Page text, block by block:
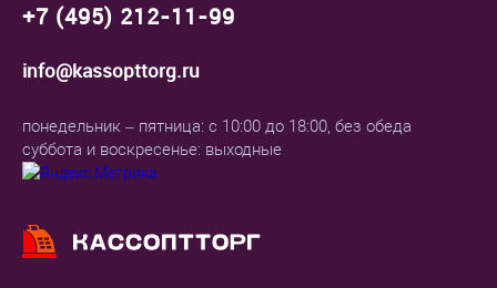
+7 (495) 212-11-99
info@kassopttorg.ru
понедельник – пятница: с 10:00 до 18:00, без обеда
суббота и воскресенье: выходные